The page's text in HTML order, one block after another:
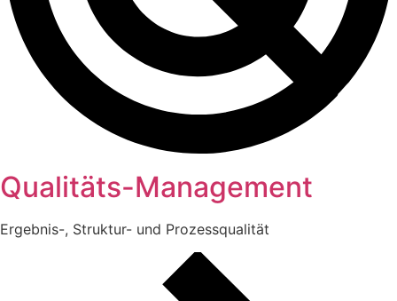
Qualitäts-Management
Ergebnis-, Struktur- und Prozessqualität